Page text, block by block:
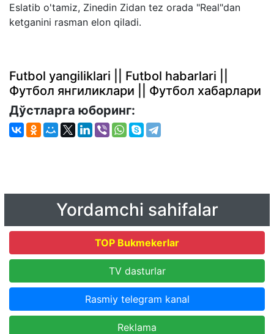
Eslatib o'tamiz, Zinedin Zidan tez orada "Real"dan
ketganini rasman elon qiladi.
Futbol yangiliklari || Futbol habarlari ||
Футбол янгиликлари || Футбол хабарлари
Дўстларга юборинг:
Yordamchi sahifalar
TOP Bukmekerlar
TV dasturlar
Rasmiy telegram kanal
Reklama